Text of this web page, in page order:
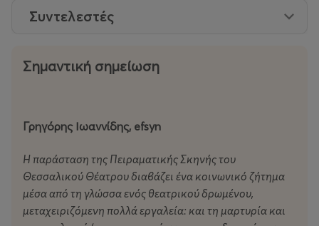
πορεία που ξεκίνησε από την Πειραματική Σκηνή του
Θεσσαλικού Θεάτρου και συνεχίστηκε σε χωριά και
παράσταση επιστρέφει για περιορισμένο αριθμό
εμφανίσεων, συνεχίζοντας την επιτυχημένη περιοδεία
Η παράσταση αποτελεί μια σκηνική προσέγγιση στη
σύνδεση της μαγείας με τη μαγειρική ως γυναικείο
μυστικό κώδικα της περιοχής της Θεσσαλίας. Στη σκιά
της ανδρικής εξουσίας, οι γυναίκες παρέμειναν στο
Συντελεστές
Σημαντική σημείωση
Γρηγόρης Ιωαννίδης, efsyn
H παράσταση της Πειραματικής Σκηνής του
Θεσσαλικού Θέατρου διαβάζει ένα κοινωνικό ζήτημα
μέσα από τη γλώσσα ενός θεατρικού δρωμένου,
μεταχειριζόμενη πολλά εργαλεία: και τη μαρτυρία και